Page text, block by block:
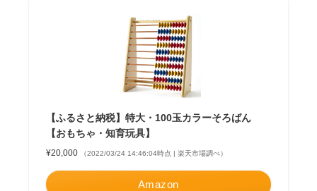
【ふるさと納税】特大・100玉カラーそろばん
【おもちゃ・知育玩具】
¥20,000 （2022/03/24 14:46:04時点 | 楽天市場調べ）
Amazon